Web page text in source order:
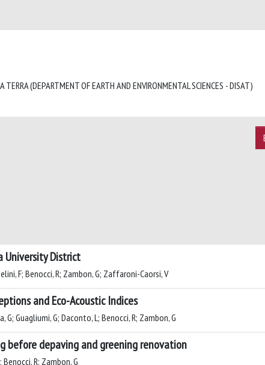
TERRA (DEPARTMENT OF EARTH AND ENVIRONMENTAL SCIENCES - DISAT)
University District
F; Benocci, R; Zambon, G; Zaffaroni-Caorsi, V
and Eco-Acoustic Indices
Guagliumi, G; Daconto, L; Benocci, R; Zambon, G
before depaving and greening renovation
R; Zambon, G